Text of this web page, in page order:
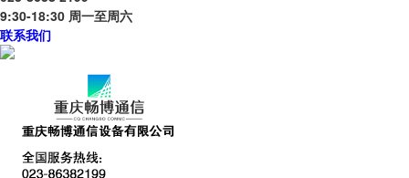
9:30-18:30 周一至周六
联系我们